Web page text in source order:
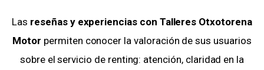
Las reseñas y experiencias con Talleres Otxotorena
Motor permiten conocer la valoración de sus usuarios
sobre el servicio de renting: atención, claridad en la